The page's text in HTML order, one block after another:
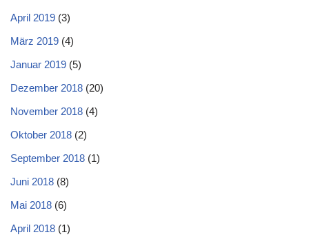
April 2019 (3)
März 2019 (4)
Januar 2019 (5)
Dezember 2018 (20)
November 2018 (4)
Oktober 2018 (2)
September 2018 (1)
Juni 2018 (8)
Mai 2018 (6)
April 2018 (1)